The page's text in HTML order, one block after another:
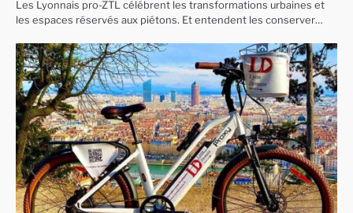
Les Lyonnais pro-ZTL célébrent les transformations urbaines et
les espaces réservés aux piétons. Et entendent les conserver…